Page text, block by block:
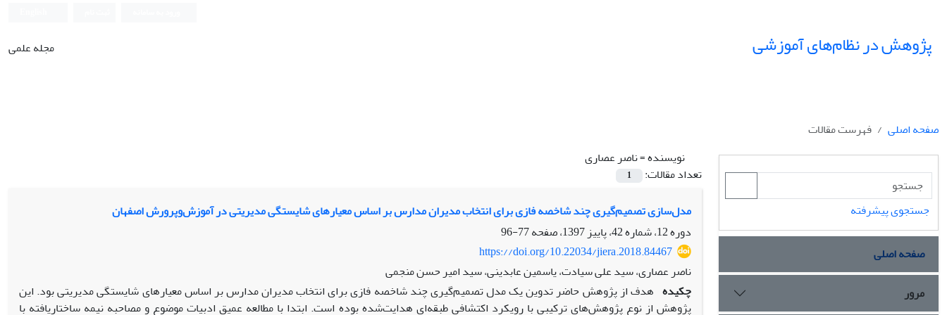
پژوهش در نظام‌های آموزشی مجله علمی
صفحه اصلی
فهرست مقالات
نویسنده =ناصر عصاری
تعداد مقالات:
1
مدل‌سازی تصمیم‌گیری چند شاخصه فازی برای انتخاب مدیران مدارس بر اساس معیارهای شایستگی مدیریتی در آموزش‌وپرورش اصفهان
دوره 12، شماره 42، پاییز 1397، صفحه
77-96
https://doi.org/10.22034/jiera.2018.84467
ناصر عصاری، سید علی سیادت، یاسمین عابدینی، سید امیر حسن منجمی
چکیده هدف از پژوهش حاضر تدوین یک مدل تصمیم‌گیری چند شاخصه فازی برای انتخاب مدیران مدارس بر اساس معیارهای شایستگی مدیریتی بود. این
پژوهش از نوع پژوهش‌های ترکیبی با رویکرد اکتشافی طبقه‌ای هدایت‌شده بوده است. ابتدا با مطالعه عمیق ادبیات موضوع و مصاحبه نیمه ساختاریافته با
جستجوی پیشرفته
صفحه اصلی
مرور